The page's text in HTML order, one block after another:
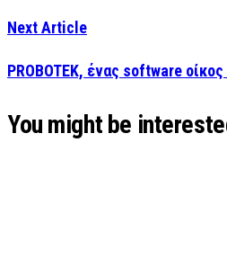
Next Article
PROBOTEK, ένας software
You might be